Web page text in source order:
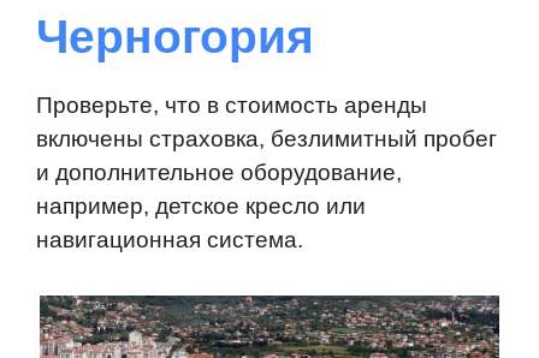
Черногория
Проверьте, что в стоимость аренды
включены страховка, безлимитный пробег
и дополнительное оборудование,
например, детское кресло или
навигационная система.